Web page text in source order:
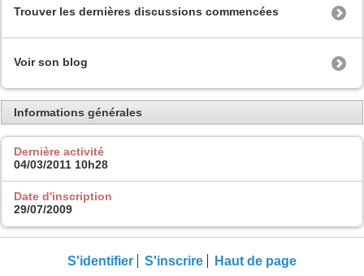
Trouver les dernières discussions commencées
Voir son blog
Informations générales
Dernière activité
04/03/2011 10h28
Date d'inscription
29/07/2009
S'identifier S'inscrire Haut de page